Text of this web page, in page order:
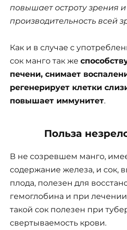
повышает остроту зрения
производительность всей
Как и в случае с
сок манго так же
печени, снимает
регенерирует клетки
повышает иммунитет.
Польза
В не созревшем манго,
содержание железа, и сок,
плода, полезен для
гемоглобина и при
такой сок полезен при
свертываемость крови.